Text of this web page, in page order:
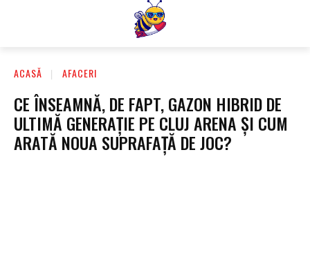
ACASĂ AFACERI
CE ÎNSEAMNĂ, DE FAPT, GAZON HIBRID DE
ULTIMĂ GENERAȚIE PE CLUJ ARENA ȘI CUM
ARATĂ NOUA SUPRAFAȚĂ DE JOC?